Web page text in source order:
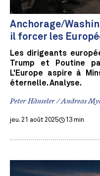
Anchorage/
il forcer les
Les dirigeants
Trump et Poutine
L'Europe aspire à
éternelle. Analyse.
Peter Hänseler / Andreas
jeu. 21 août 2025 13 min